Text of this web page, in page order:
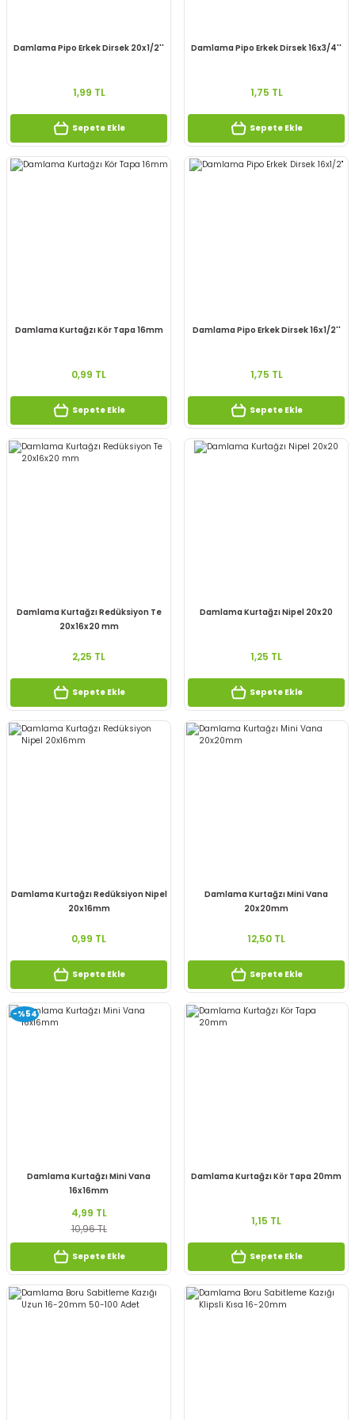
Damlama Pipo Erkek Dirsek 20x1/2''
1,99 TL
Sepete Ekle
Damlama Pipo Erkek Dirsek 16x3/4''
1,75 TL
Sepete Ekle
Damlama Kurtağzı Kör Tapa 16mm
0,99 TL
Sepete Ekle
Damlama Pipo Erkek Dirsek 16x1/2''
1,75 TL
Sepete Ekle
Damlama Kurtağzı Redüksiyon Te
20x16x20 mm
2,25 TL
Sepete Ekle
Damlama Kurtağzı Nipel 20x20
1,25 TL
Sepete Ekle
Damlama Kurtağzı Redüksiyon Nipel
20x16mm
0,99 TL
Sepete Ekle
Damlama Kurtağzı Mini Vana
20x20mm
12,50 TL
Sepete Ekle
-%54
Damlama Kurtağzı Mini Vana
16x16mm
4,99 TL
10,96 TL
Sepete Ekle
Damlama Kurtağzı Kör Tapa 20mm
1,15 TL
Sepete Ekle